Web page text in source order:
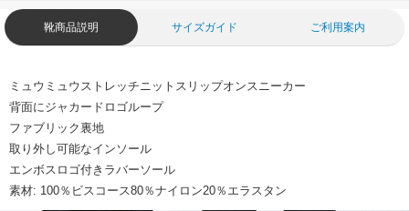
靴商品説明 サイズガイド ご利用案内
ミュウミュウストレッチニットスリップオンスニーカー
背面にジャカードロゴループ
ファブリック裏地
取り外し可能なインソール
エンボスロゴ付きラバーソール
素材: 100％ビスコース80％ナイロン20％エラスタン